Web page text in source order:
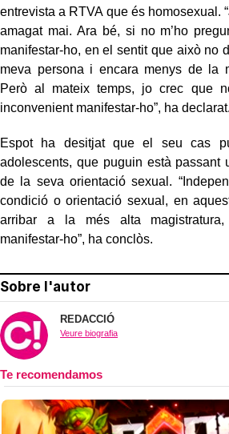
entrevista a RTVA que és homosexual.
amagat mai. Ara bé, si no m’ho
manifestar-ho, en el sentit que això no
meva persona i encara menys de la
Però al mateix temps, jo crec que
inconvenient manifestar-ho”, ha declarat.
Espot ha desitjat que el seu cas
adolescents, que puguin està passant
de la seva orientació sexual.
condició o orientació sexual, en
arribar a la més alta
manifestar-ho”, ha conclòs.
Sobre l'autor
REDACCIÓ
Veure biografia